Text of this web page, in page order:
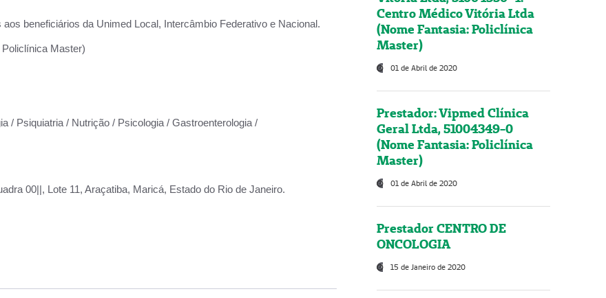
aos beneficiários da Unimed Local, Intercâmbio Federativo e Nacional.
Master)
/ Psiquiatria / Nutrição / Psicologia / Gastroenterologia /
00||, Lote 11, Araçatiba, Maricá, Estado do Rio de Janeiro.
Centro Médico Vitória Ltda
(Nome Fantasia: Policlínica
Master)
01 de Abril de 2020
Prestador: Vipmed Clínica
Geral Ltda, 51004349-0
(Nome Fantasia: Policlínica
Master)
01 de Abril de 2020
Prestador CENTRO DE
ONCOLOGIA
15 de Janeiro de 2020